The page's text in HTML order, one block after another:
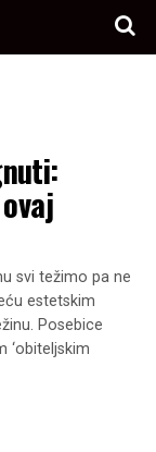
svi težimo pa ne
estetskim
Posebice
‘obiteljskim